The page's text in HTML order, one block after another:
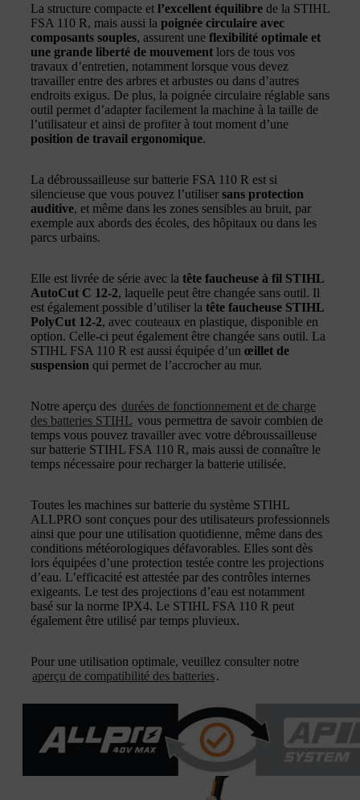
La structure compacte et l’excellent équilibre de la STIHL
FSA 110 R, mais aussi la poignée circulaire avec
composants souples, assurent une flexibilité optimale et
une grande liberté de mouvement lors de tous vos
travaux d’entretien, notamment lorsque vous devez
travailler entre des arbres et arbustes ou dans d’autres
endroits exigus. De plus, la poignée circulaire réglable sans
outil permet d’adapter facilement la machine à la taille de
l’utilisateur et ainsi de profiter à tout moment d’une
position de travail ergonomique.
La débroussailleuse sur batterie FSA 110 R est si
silencieuse que vous pouvez l’utiliser sans protection
auditive, et même dans les zones sensibles au bruit, par
exemple aux abords des écoles, des hôpitaux ou dans les
parcs urbains.
Elle est livrée de série avec la tête faucheuse à fil STIHL
AutoCut C 12-2, laquelle peut être changée sans outil. Il
est également possible d’utiliser la tête faucheuse STIHL
PolyCut 12-2, avec couteaux en plastique, disponible en
option. Celle-ci peut également être changée sans outil. La
STIHL FSA 110 R est aussi équipée d’un œillet de
suspension qui permet de l’accrocher au mur.
Notre aperçu des durées de fonctionnement et de charge
des batteries STIHL vous permettra de savoir combien de
temps vous pouvez travailler avec votre débroussailleuse
sur batterie STIHL FSA 110 R, mais aussi de connaître le
temps nécessaire pour recharger la batterie utilisée.
Toutes les machines sur batterie du système STIHL
ALLPRO sont conçues pour des utilisateurs professionnels
ainsi que pour une utilisation quotidienne, même dans des
conditions météorologiques défavorables. Elles sont dès
lors équipées d’une protection testée contre les projections
d’eau. L’efficacité est attestée par des contrôles internes
exigeants. Le test des projections d’eau est notamment
basé sur la norme IPX4. Le STIHL FSA 110 R peut
également être utilisé par temps pluvieux.
Pour une utilisation optimale, veuillez consulter notre
aperçu de compatibilité des batteries.